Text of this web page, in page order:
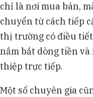
chỉ là nơi mua bán,
chuyển từ cách tiếp
thị trường có điều
nắm bắt dòng tiền
thiệp trực tiếp.
Một số chuyên gia